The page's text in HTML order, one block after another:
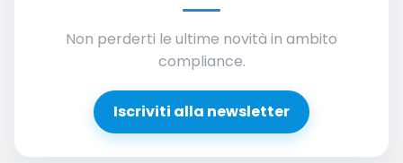
Non perderti le ultime novità in ambito
compliance.
Iscriviti alla newsletter